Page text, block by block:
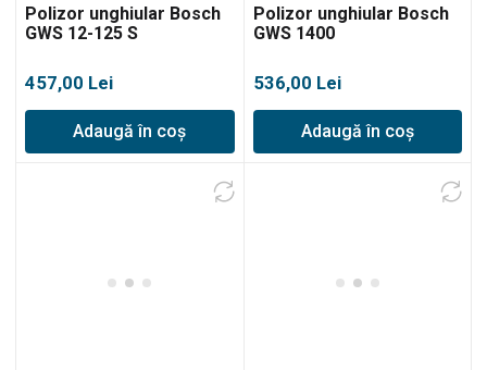
Polizor unghiular Bosch
GWS 12-125 S
457,00 Lei
Adaugă în coș
Polizor unghiular Bosch
GWS 1400
536,00 Lei
Adaugă în coș